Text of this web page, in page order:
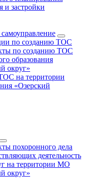
и застройки
по созданию ТОС
по созданию ТОС
образования
округ»
на территории
«Озерский
похоронного дела
деятельность
на территории МО
округ»